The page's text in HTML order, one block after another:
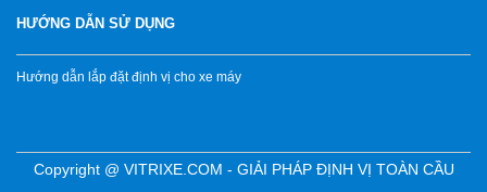
HƯỚNG DẪN SỬ DỤNG
Hướng dẫn lắp đặt định vị cho xe máy
Copyright @ VITRIXE.COM - GIẢI PHÁP ĐỊNH VỊ TOÀN CẦU